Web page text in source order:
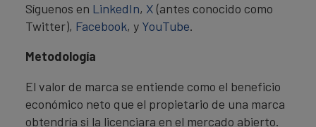
Síguenos en LinkedIn, X (antes conocido como
Twitter), Facebook, y YouTube.
Metodología
El valor de marca se entiende como el beneficio
económico neto que el propietario de una marca
obtendría si la licenciara en el mercado abierto.